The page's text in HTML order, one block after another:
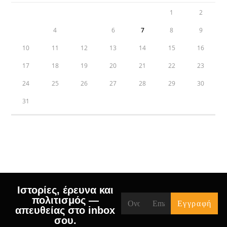
1 2
4 6 7 8 9
10 11 12 13 14 15 16
17 18 19 20 21 22 23
24 25 26 27 28 29 30
31
Ιστορίες, έρευνα και
πολιτισμός —
απευθείας στο inbox
σου.